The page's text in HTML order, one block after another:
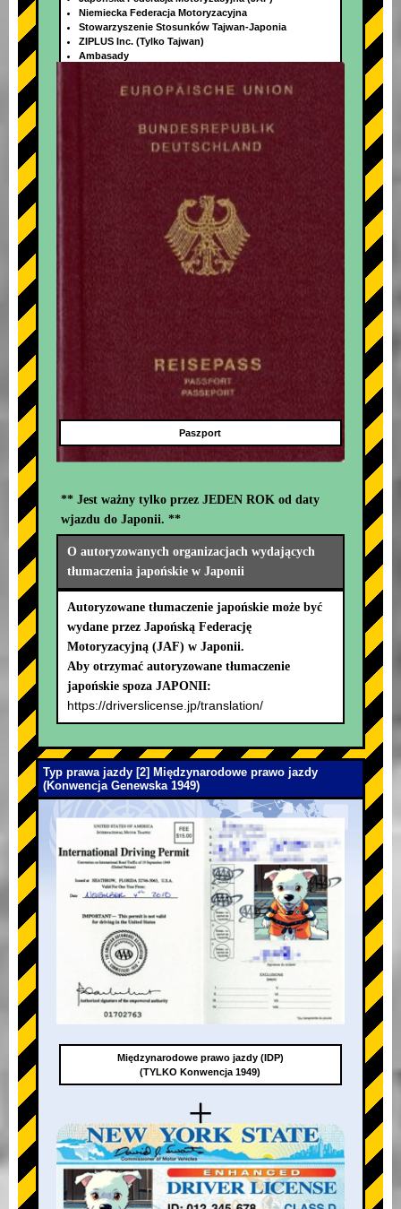
+
Niemiecka Federacja Motoryzacyjna
Stowarzyszenie Stosunków Tajwan-Japonia
ZIPLUS Inc. (Tylko Tajwan)
Ambasady
Paszport
** Jest ważny tylko przez JEDEN ROK od daty
wjazdu do Japonii. **
O autoryzowanych organizacjach wydających
tłumaczenia japońskie w Japonii
Autoryzowane tłumaczenie japońskie może być
wydane przez Japońską Federację
Motoryzacyjną (JAF) w Japonii.
Aby otrzymać autoryzowane tłumaczenie
japońskie spoza JAPONII:
https://driverslicense.jp/translation/
Typ prawa jazdy [2] Międzynarodowe prawo jazdy
(Konwencja Genewska 1949)
+
Międzynarodowe prawo jazdy (IDP)
(TYLKO Konwencja 1949)